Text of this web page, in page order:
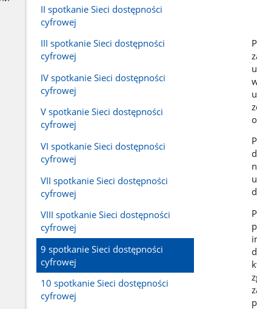
II spotkanie Sieci dostępności
cyfrowej
III spotkanie Sieci dostępności
cyfrowej
IV spotkanie Sieci dostępności
cyfrowej
V spotkanie Sieci dostępności
cyfrowej
VI spotkanie Sieci dostępności
cyfrowej
VII spotkanie Sieci dostępności
cyfrowej
VIII spotkanie Sieci dostępności
cyfrowej
9 spotkanie Sieci dostępności
cyfrowej
10 spotkanie Sieci dostępności
cyfrowej